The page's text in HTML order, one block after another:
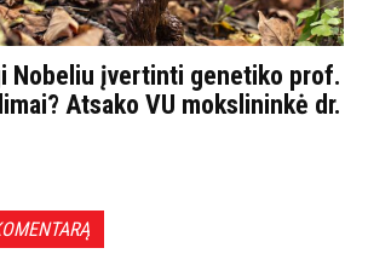
Nobeliu įvertinti genetiko prof.
Atsako VU mokslininkė dr.